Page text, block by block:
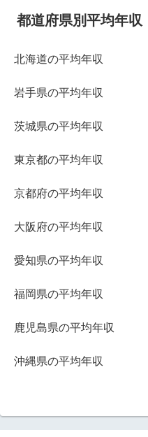
都道府県別平均年収
北海道の平均年収
岩手県の平均年収
茨城県の平均年収
東京都の平均年収
京都府の平均年収
大阪府の平均年収
愛知県の平均年収
福岡県の平均年収
鹿児島県の平均年収
沖縄県の平均年収